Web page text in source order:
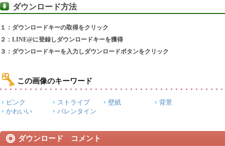
ダウンロード方法
１：ダウンロードキーの取得をクリック
２：LINE@に登録しダウンロードキーを獲得
３：ダウンロードキーを入力しダウンロードボタンをクリック
この画像のキーワード
ピンク ストライプ 壁紙
背景
かわいい
バレンタイン
ダウンロード コメント